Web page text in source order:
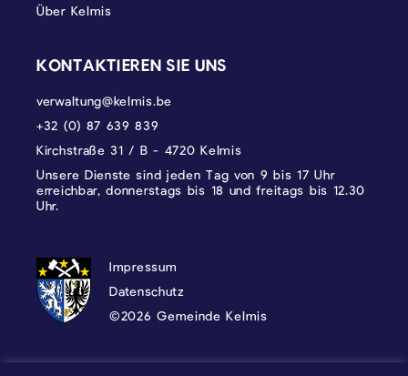
Über Kelmis
KONTAKTIEREN SIE UNS
verwaltung@kelmis.be
+32 (0) 87 639 839
Kirchstraße 31 / B - 4720 Kelmis
Unsere Dienste sind jeden Tag von 9 bis 17 Uhr
erreichbar, donnerstags bis 18 und freitags bis 12.30
Uhr.
DATENSCHUTZ, IMPRESSUM UND
Impressum
Datenschutz
©2026 Gemeinde Kelmis